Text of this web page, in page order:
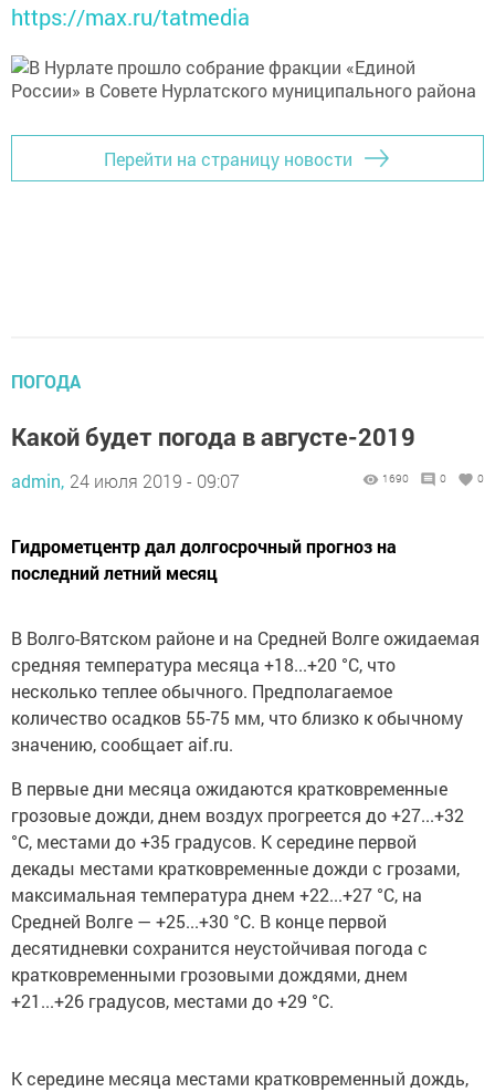
https://max.ru/tatmedia
Перейти на страницу новости
ПОГОДА
Какой будет погода в августе-2019
admin, 24 июля 2019 - 09:07 1690 0 0
Гидрометцентр дал долгосрочный прогноз на
последний летний месяц
В Волго-Вятском районе и на Средней Волге ожидаемая
средняя температура месяца +18...+20 °С, что
несколько теплее обычного. Предполагаемое
количество осадков 55-75 мм, что близко к обычному
значению, сообщает aif.ru.
В первые дни месяца ожидаются кратковременные
грозовые дожди, днем воздух прогреется до +27...+32
°С, местами до +35 градусов. К середине первой
декады местами кратковременные дожди с грозами,
максимальная температура днем +22...+27 °С, на
Средней Волге — +25...+30 °С. В конце первой
десятидневки сохранится неустойчивая погода с
кратковременными грозовыми дождями, днем
+21...+26 градусов, местами до +29 °С.
К середине месяца местами кратковременный дождь,